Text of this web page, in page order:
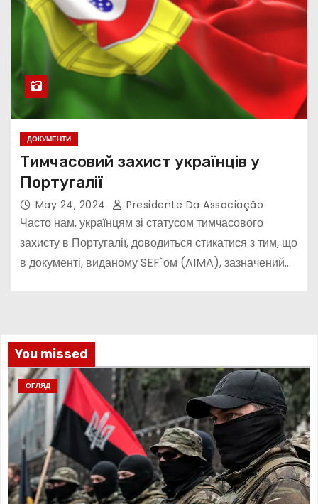
ДОКУМЕНТИ
Тимчасовий захист українців у
Португалії
May 24, 2024 Presidente Da Associação
Часто нам, українцям зі статусом тимчасового
захисту в Португалії, доводиться стикатися з тим, що
в документі, виданому SEF`ом (AIMA), зазначений…
You missed
ОГЛЯД